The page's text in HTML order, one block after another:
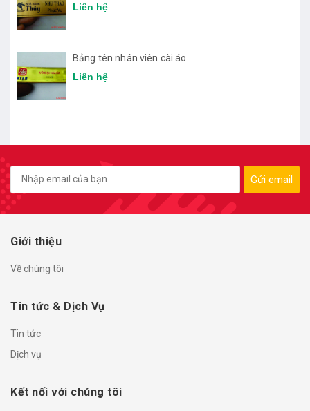
Liên hệ
Bảng tên nhân viên cài áo
Liên hệ
Gửi email
Giới thiệu
Về chúng tôi
Tin tức & Dịch Vụ
Tin tức
Dịch vụ
Kết nối với chúng tôi